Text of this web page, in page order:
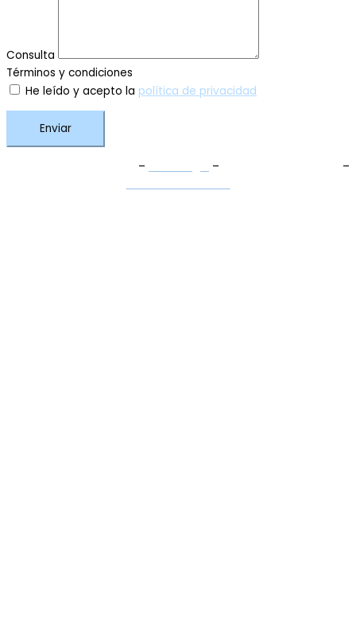
Consulta
Términos y condiciones
He leído y acepto la política de privacidad
Enviar
– –
–